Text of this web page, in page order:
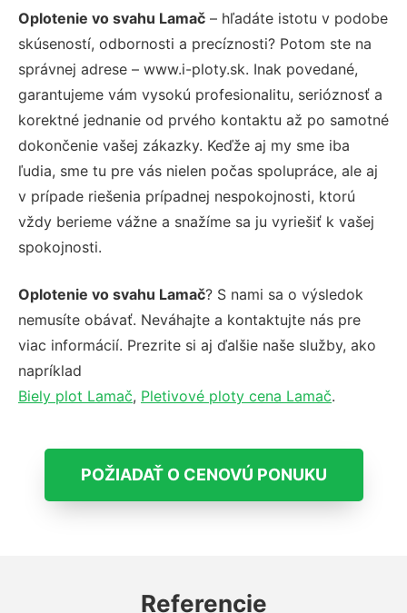
Oplotenie vo svahu Lamač – hľadáte istotu v podobe
skúseností, odbornosti a precíznosti? Potom ste na
správnej adrese – www.i-ploty.sk. Inak povedané,
garantujeme vám vysokú profesionalitu, serióznosť a
korektné jednanie od prvého kontaktu až po samotné
dokončenie vašej zákazky. Keďže aj my sme iba
ľudia, sme tu pre vás nielen počas spolupráce, ale aj
v prípade riešenia prípadnej nespokojnosti, ktorú
vždy berieme vážne a snažíme sa ju vyriešiť k vašej
spokojnosti.
Oplotenie vo svahu Lamač? S nami sa o výsledok
nemusíte obávať. Neváhajte a kontaktujte nás pre
viac informácií. Prezrite si aj ďalšie naše služby, ako
napríklad
Biely plot Lamač, Pletivové ploty cena Lamač.
POŽIADAŤ O CENOVÚ PONUKU
Referencie